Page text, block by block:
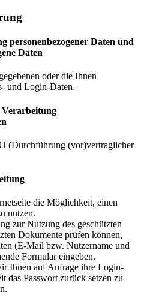
personenbezogener Daten und
Daten
oder die Ihnen
und Login-Daten.
Verarbeitung
(Durchführung (vor)vertraglicher
die Möglichkeit, einen
nutzen.
zur Nutzung des geschützten
Dokumente prüfen können,
(E-Mail bzw. Nutzername und
Formular eingeben.
Ihnen auf Anfrage ihre Login-
das Passwort zurück setzen zu